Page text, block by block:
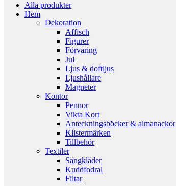
Alla produkter
Hem
Dekoration
Affisch
Figurer
Förvaring
Jul
Ljus & doftljus
Ljushållare
Magneter
Kontor
Pennor
Vikta Kort
Anteckningsböcker & almanackor
Klistermärken
Tillbehör
Textiler
Sängkläder
Kuddfodral
Filtar